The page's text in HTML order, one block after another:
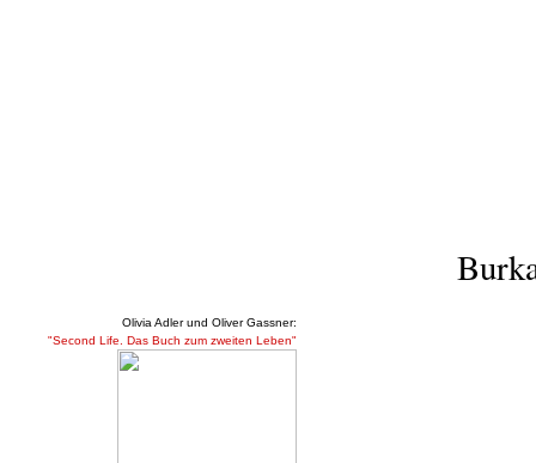
Olivia Adler und Oliver Gassner:
"Second Life. Das Buch zum zweiten Leben"